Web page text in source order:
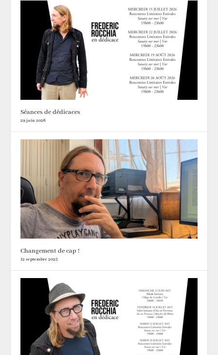
Séances de dédicaces
29 juin 2026
Changement de cap !
12 septembre 2025